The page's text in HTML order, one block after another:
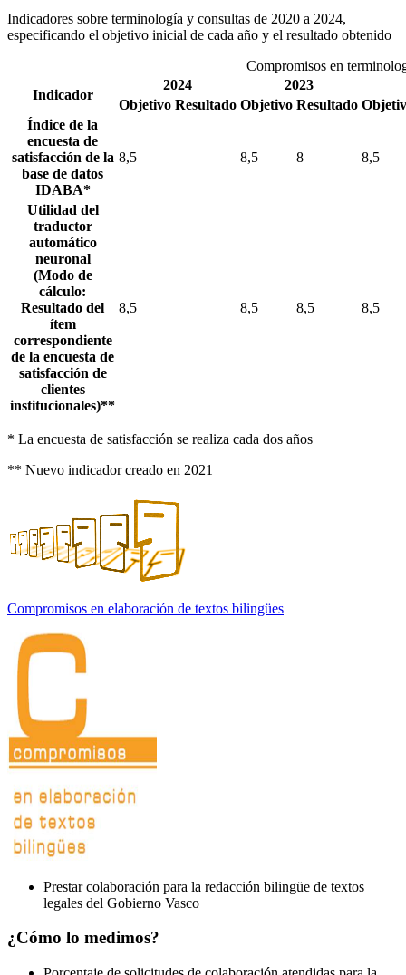
Indicadores sobre terminología y consultas de 2020 a 2024,
especificando el objetivo inicial de cada año y el resultado obtenido
Compromisos en
Indicador
2024
2023
Objetivo Resultado Objetivo Resultado
Índice de la
encuesta de
satisfacción de la
base de datos
IDABA*
8,5 8,5 8 8,5
Utilidad del
traductor
automático
neuronal
(Modo de
cálculo:
Resultado del
ítem
correspondiente
de la encuesta de
satisfacción de
clientes
institucionales)**
8,5 8,5 8,5 8,5
* La encuesta de satisfacción se realiza cada dos años
** Nuevo indicador creado en 2021
Compromisos en elaboración de textos bilingües
Prestar colaboración para la redacción bilingüe de textos
legales del Gobierno Vasco
¿Cómo lo medimos?